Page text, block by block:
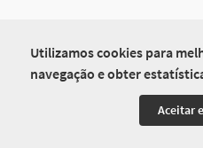
Utilizamos cookies para
navegação e obter
Aceitar